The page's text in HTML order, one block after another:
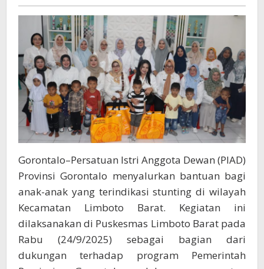
Limboto
Gorontalo–Persatuan Istri Anggota Dewan (PIAD)
Provinsi Gorontalo menyalurkan bantuan bagi
anak-anak yang terindikasi stunting di wilayah
Kecamatan Limboto Barat. Kegiatan ini
dilaksanakan di Puskesmas Limboto Barat pada
Rabu (24/9/2025) sebagai bagian dari
dukungan terhadap program Pemerintah